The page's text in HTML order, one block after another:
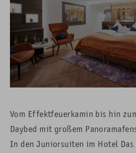
Vom Effektfeuerkamin bis hin
Daybed mit großem
In den Juniorsuiten im Hotel Das